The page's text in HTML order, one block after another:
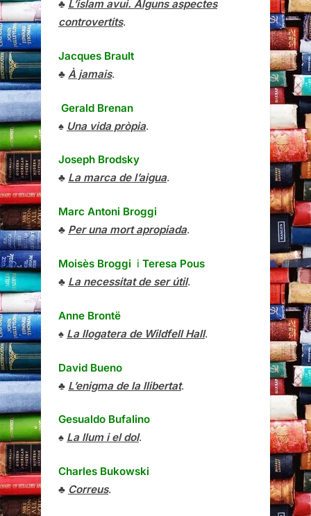
♣ L’islam avui. Alguns aspectes
controvertits.
Jacques Brault
♣ À jamais.
Gerald Brenan
♠ Una vida pròpia.
Joseph Brodsky
♣ La marca de l’aigua.
Marc Antoni Broggi
♣ Per una mort apropiada.
Moisès Broggi i Teresa Pous
♣ La necessitat de ser útil.
Anne Brontë
♠ La llogatera de Wildfell Hall.
David Bueno
♣ L’enigma de la llibertat.
Gesualdo Bufalino
♠ La llum i el dol.
Charles Bukowski
♣ Correus.